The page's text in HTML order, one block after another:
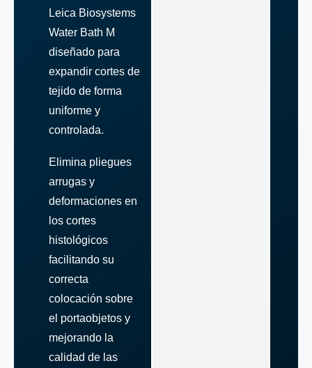
Leica Biosystems
Water Bath M
diseñado para
expandir cortes de
tejido de forma
uniforme y
controlada.
Elimina pliegues
arrugas y
deformaciones en
los cortes
histológicos
facilitando su
correcta
colocación sobre
el portaobjetos y
mejorando la
calidad de las